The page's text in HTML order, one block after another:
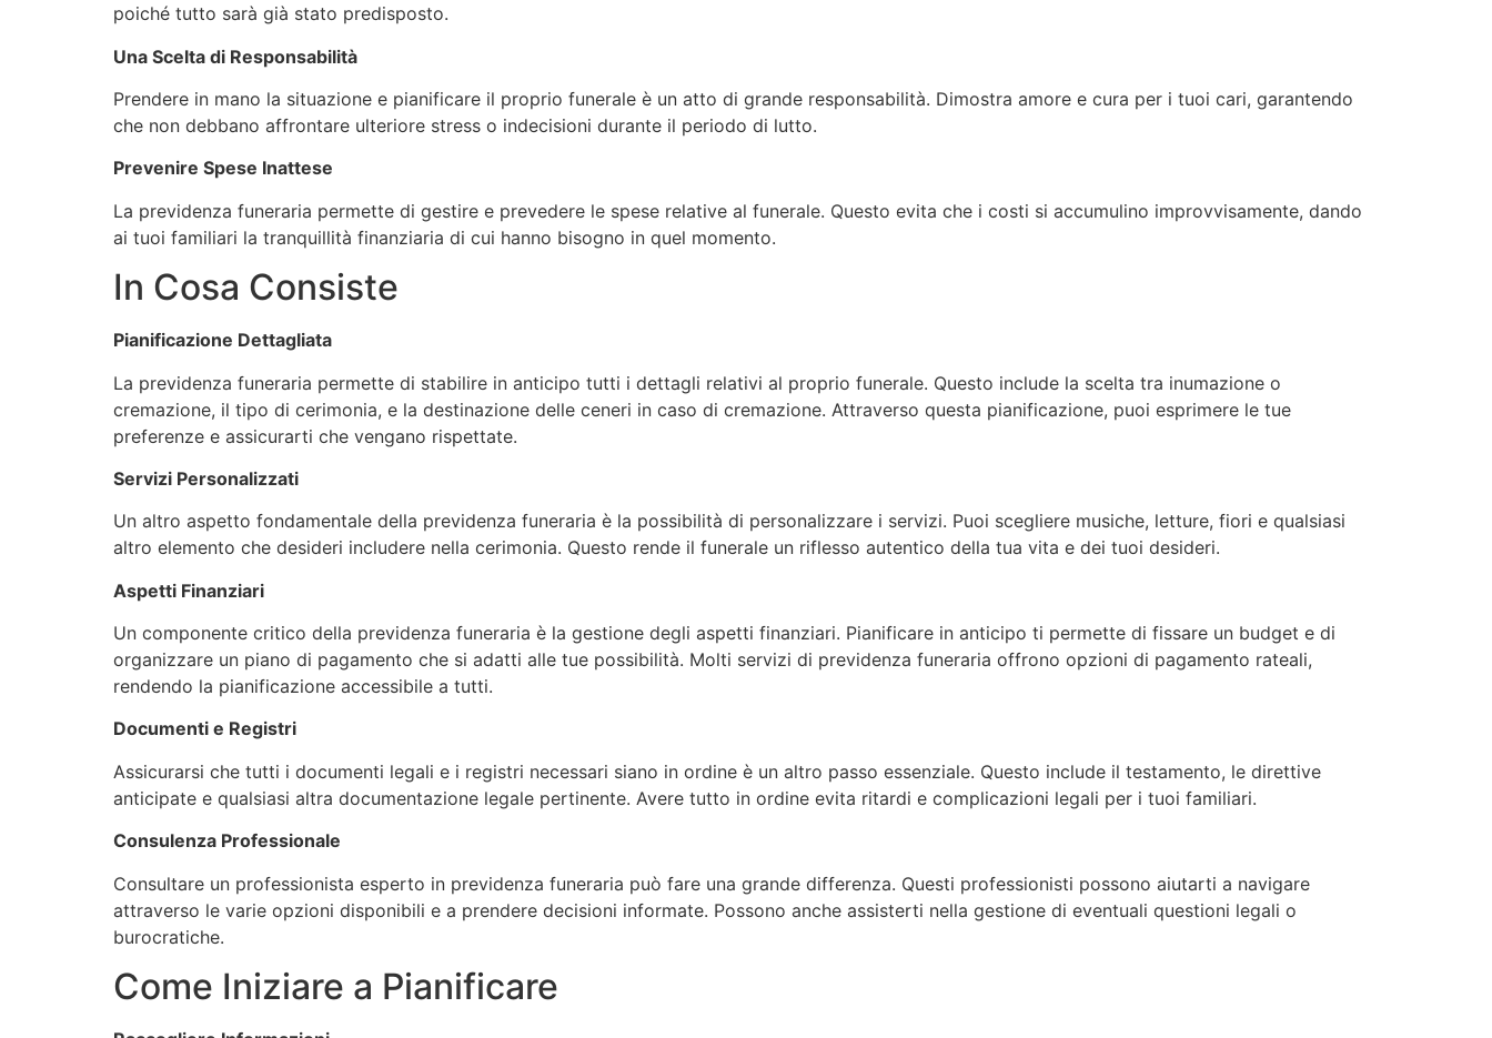
poiché tutto sarà già stato predisposto.
Una Scelta di Responsabilità
Prendere in mano la situazione e pianificare il proprio funerale è un atto di grande responsabilità. Dimostra amore e cura per i tuoi cari, garantendo
che non debbano affrontare ulteriore stress o indecisioni durante il periodo di lutto.
Prevenire Spese Inattese
La previdenza funeraria permette di gestire e prevedere le spese relative al funerale. Questo evita che i costi si accumulino improvvisamente, dando
ai tuoi familiari la tranquillità finanziaria di cui hanno bisogno in quel momento.
In Cosa Consiste
Pianificazione Dettagliata
La previdenza funeraria permette di stabilire in anticipo tutti i dettagli relativi al proprio funerale. Questo include la scelta tra inumazione o
cremazione, il tipo di cerimonia, e la destinazione delle ceneri in caso di cremazione. Attraverso questa pianificazione, puoi esprimere le tue
preferenze e assicurarti che vengano rispettate.
Servizi Personalizzati
Un altro aspetto fondamentale della previdenza funeraria è la possibilità di personalizzare i servizi. Puoi scegliere musiche, letture, fiori e qualsiasi
altro elemento che desideri includere nella cerimonia. Questo rende il funerale un riflesso autentico della tua vita e dei tuoi desideri.
Aspetti Finanziari
Un componente critico della previdenza funeraria è la gestione degli aspetti finanziari. Pianificare in anticipo ti permette di fissare un budget e di
organizzare un piano di pagamento che si adatti alle tue possibilità. Molti servizi di previdenza funeraria offrono opzioni di pagamento rateali,
rendendo la pianificazione accessibile a tutti.
Documenti e Registri
Assicurarsi che tutti i documenti legali e i registri necessari siano in ordine è un altro passo essenziale. Questo include il testamento, le direttive
anticipate e qualsiasi altra documentazione legale pertinente. Avere tutto in ordine evita ritardi e complicazioni legali per i tuoi familiari.
Consulenza Professionale
Consultare un professionista esperto in previdenza funeraria può fare una grande differenza. Questi professionisti possono aiutarti a navigare
attraverso le varie opzioni disponibili e a prendere decisioni informate. Possono anche assisterti nella gestione di eventuali questioni legali o
burocratiche.
Come Iniziare a Pianificare